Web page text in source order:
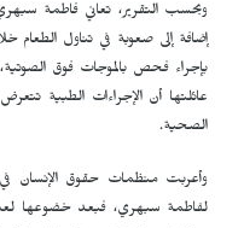
وبحسب التقرير، تعاني فاطمة
إضافة إلى صعوبة في تناول الطعام
بإجراء فحص بالموجات فوق
عائلتها أن الإجراءات الطبية
الصحية.
وأعربت منظمات حقوق الإنسان
لفاطمة سبهري، فبعد خضوعها